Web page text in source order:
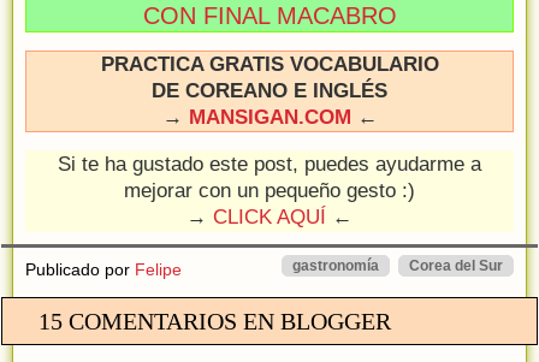
CON FINAL MACABRO
PRACTICA GRATIS VOCABULARIO
DE COREANO E INGLÉS
→ MANSIGAN.COM ←
Si te ha gustado este post, puedes ayudarme a
mejorar con un pequeño gesto :)
→ CLICK AQUÍ ←
Publicado por Felipe Corea del Sur
gastronomía
15 COMENTARIOS EN BLOGGER